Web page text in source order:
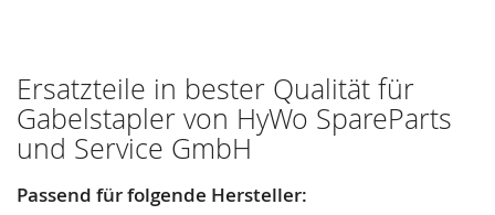
Ersatzteile in bester Qualität für
Gabelstapler von HyWo SpareParts
und Service GmbH
Passend für folgende Hersteller: